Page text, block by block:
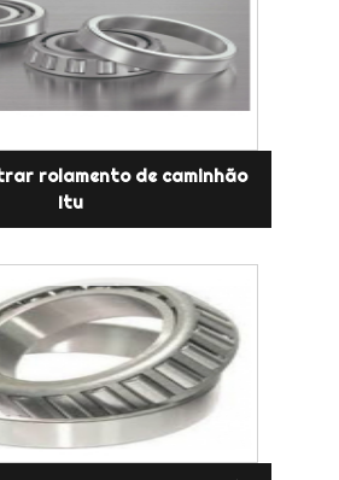
rolamento de caminhão
Itu